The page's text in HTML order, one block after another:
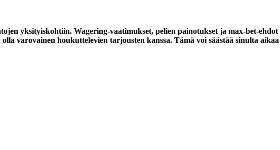
yksityiskohtiin. Wagering-vaatimukset, pelien painotukset ja max-bet-
varovainen houkuttelevien tarjousten kanssa. Tämä voi säästää sinulta